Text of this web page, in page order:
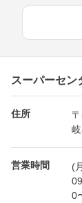
スーパーセ
住所
営業時間
(
0